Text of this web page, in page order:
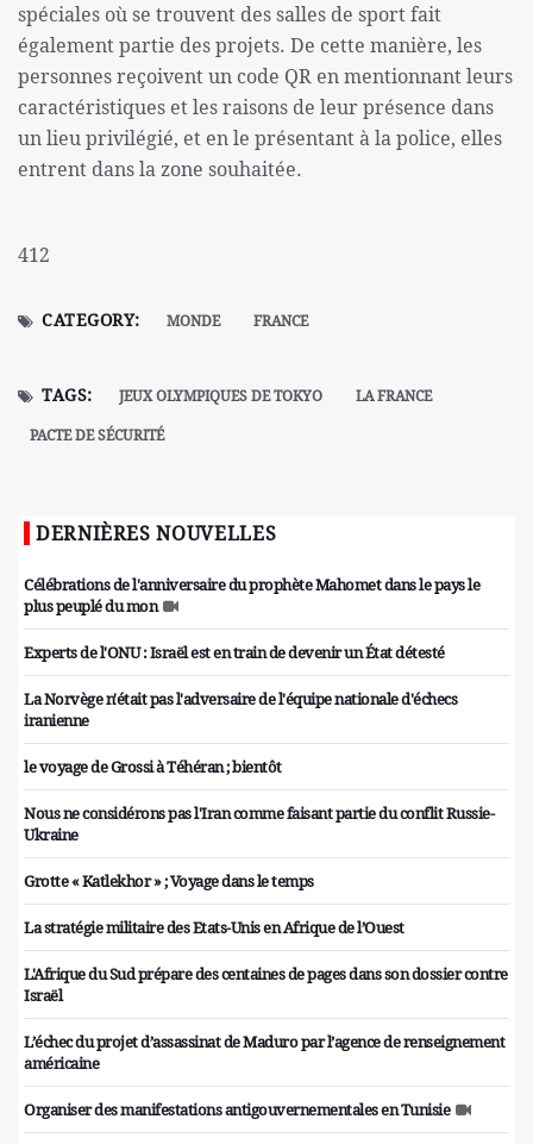
spéciales où se trouvent des salles de sport fait
également partie des projets. De cette manière, les
personnes reçoivent un code QR en mentionnant leurs
caractéristiques et les raisons de leur présence dans
un lieu privilégié, et en le présentant à la police, elles
entrent dans la zone souhaitée.
412
CATEGORY: MONDE FRANCE
TAGS: JEUX OLYMPIQUES DE TOKYO
LA FRANCE
PACTE DE SÉCURITÉ
DERNIÈRES NOUVELLES
Célébrations de l'anniversaire du prophète Mahomet dans le pays le
plus peuplé du mon
Experts de l'ONU : Israël est en train de devenir un État détesté
La Norvège n'était pas l'adversaire de l'équipe nationale d'échecs
iranienne
le voyage de Grossi à Téhéran ; bientôt
Nous ne considérons pas l'Iran comme faisant partie du conflit Russie-
Ukraine
Grotte « Katlekhor » ; Voyage dans le temps
La stratégie militaire des Etats-Unis en Afrique de l’Ouest
L'Afrique du Sud prépare des centaines de pages dans son dossier contre
Israël
L’échec du projet d’assassinat de Maduro par l’agence de renseignement
américaine
Organiser des manifestations antigouvernementales en Tunisie